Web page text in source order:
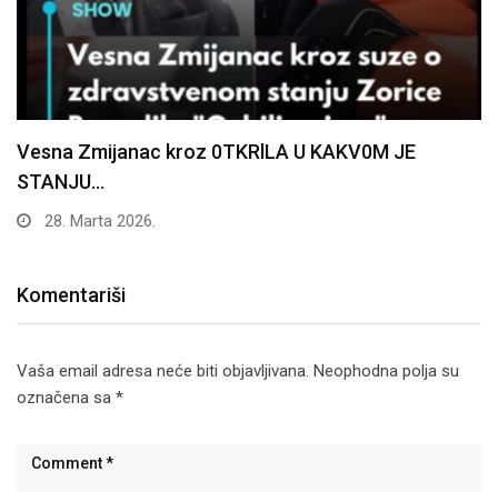
Vesna Zmijanac kroz 0TKRlLA U KAKV0M JE
STANJU…
28. Marta 2026.
Komentariši
Vaša email adresa neće biti objavljivana. Neophodna polja su
označena sa *